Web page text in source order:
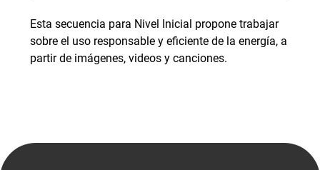
Esta secuencia para Nivel Inicial propone trabajar
sobre el uso responsable y eficiente de la energía, a
partir de imágenes, videos y canciones.